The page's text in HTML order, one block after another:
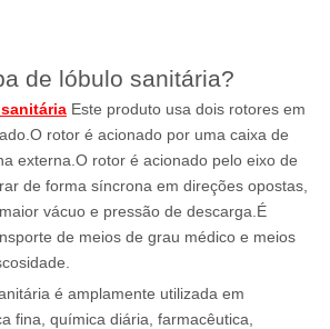
de lóbulo sanitária?
Este produto usa dois rotores em
rotor é acionado por uma caixa de
externa.O rotor é acionado pelo eixo de
de forma síncrona em direções opostas,
vácuo e pressão de descarga.É
de meios de grau médico e meios
é amplamente utilizada em
fina, química diária, farmacêutica,